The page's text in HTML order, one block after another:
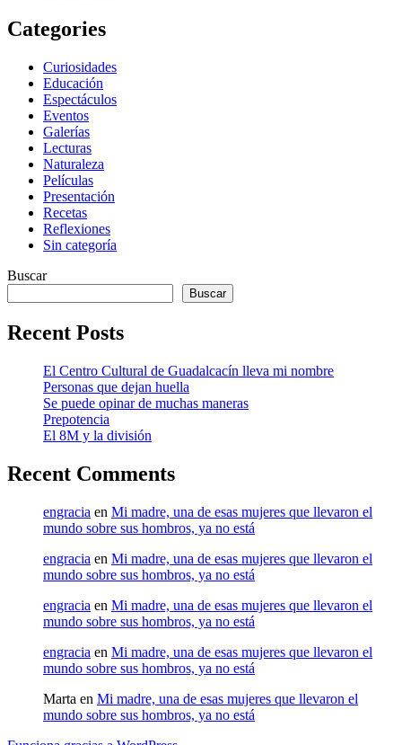
Categories
Curiosidades
Educación
Espectáculos
Eventos
Galerías
Lecturas
Naturaleza
Películas
Presentación
Recetas
Reflexiones
Sin categoría
Buscar
Buscar
Recent Posts
El Centro Cultural de Guadalcacín lleva mi nombre
Personas que dejan huella
Se puede opinar de muchas maneras
Prepotencia
El 8M y la división
Recent Comments
engracia en Mi madre, una de esas mujeres que llevaron el
mundo sobre sus hombros, ya no está
engracia en Mi madre, una de esas mujeres que llevaron el
mundo sobre sus hombros, ya no está
engracia en Mi madre, una de esas mujeres que llevaron el
mundo sobre sus hombros, ya no está
engracia en Mi madre, una de esas mujeres que llevaron el
mundo sobre sus hombros, ya no está
Marta en Mi madre, una de esas mujeres que llevaron el
mundo sobre sus hombros, ya no está